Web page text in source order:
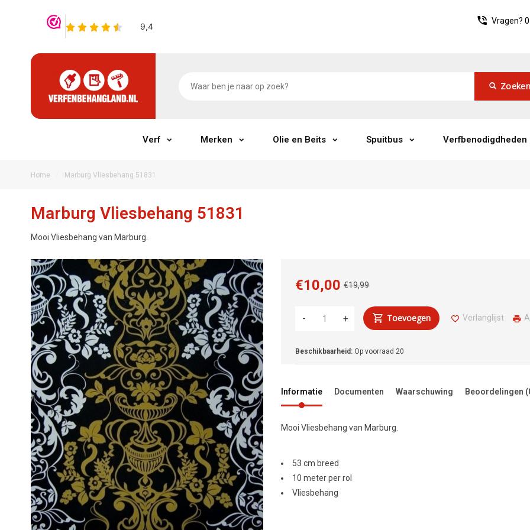
Vragen?
Zoeken
Verf Merken Olie en Beits Spuitbus Verfbenodigdheden
Home Marburg Vliesbehang 51831
Marburg Vliesbehang 51831
Mooi Vliesbehang van Marburg.
€19,99
€10,00
+
- Toevoegen Verlanglijst
Beschikbaarheid: Op voorraad 20
Informatie Documenten Waarschuwing Beoordelingen
Mooi Vliesbehang van Marburg.
53 cm breed
10 meter per rol
Vliesbehang